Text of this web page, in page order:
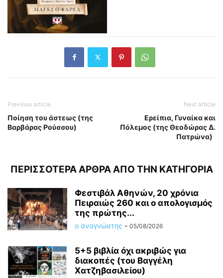
Previous article
Ποίηση του άστεως (της
Βαρβάρας Ρούσσου)
Next article
Ερείπια, Γυναίκα και
Πόλεμος (της Θεοδώρας Δ.
Πατρώνα)
ΠΕΡΙΣΣΟΤΕΡΑ ΑΡΘΡΑ ΑΠΟ ΤΗΝ ΚΑΤΗΓΟΡΙΑ
Φεστιβάλ Αθηνών, 20 χρόνια
Πειραιώς 260 και ο απολογισμός
της πρώτης...
ο αναγνώστης - 05/08/2026
5+5 βιβλία όχι ακριβώς για
διακοπές (του Βαγγέλη
Χατζηβασιλείου)